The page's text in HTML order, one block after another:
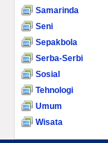
Samarinda
Seni
Sepakbola
Serba-Serbi
Sosial
Tehnologi
Umum
Wisata